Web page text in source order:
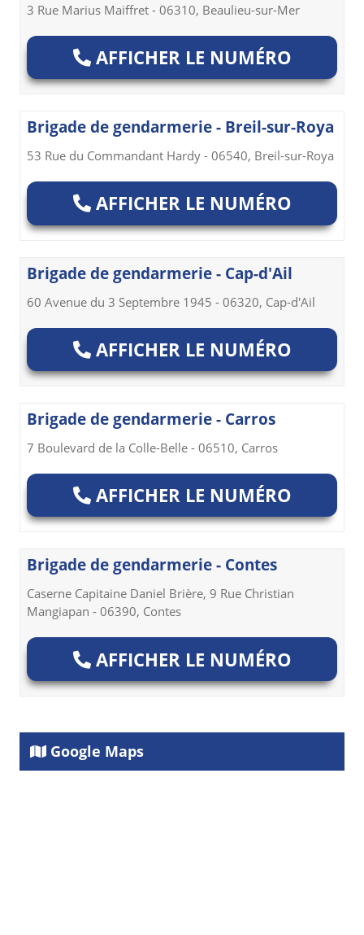
3 Rue Marius Maiffret - 06310, Beaulieu-sur-Mer
AFFICHER LE NUMÉRO
Brigade de gendarmerie - Breil-sur-Roya
53 Rue du Commandant Hardy - 06540, Breil-sur-Roya
AFFICHER LE NUMÉRO
Brigade de gendarmerie - Cap-d'Ail
60 Avenue du 3 Septembre 1945 - 06320, Cap-d'Ail
AFFICHER LE NUMÉRO
Brigade de gendarmerie - Carros
7 Boulevard de la Colle-Belle - 06510, Carros
AFFICHER LE NUMÉRO
Brigade de gendarmerie - Contes
Caserne Capitaine Daniel Brière, 9 Rue Christian
Mangiapan - 06390, Contes
AFFICHER LE NUMÉRO
Google Maps